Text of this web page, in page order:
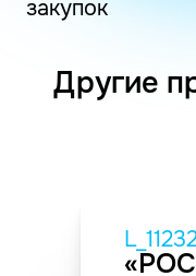
закупок
Другие